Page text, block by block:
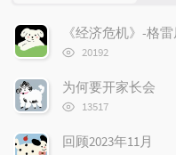
p
u
a
r
r
《经济危机》-格
浏
次
数:
20192
为何要开家长会
浏
次
数:
13517
回顾2023年11月